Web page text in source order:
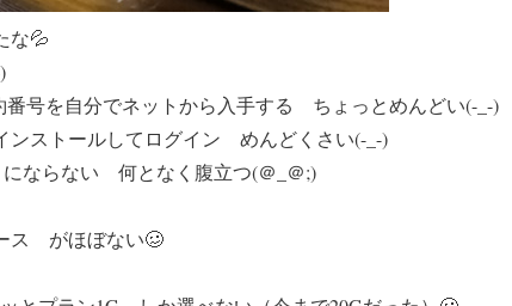
な💦
号を自分でネットから入手する ちょっとめんどい(-_-)
ンストールしてログイン めんどくさい(-_-)
ならない 何となく腹立つ(＠_＠;)
ス がほぼない🥴